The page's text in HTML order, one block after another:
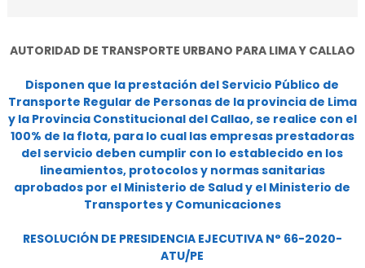
AUTORIDAD DE TRANSPORTE URBANO PARA LIMA Y CALLAO
Disponen que la prestación del Servicio Público de
Transporte Regular de Personas de la provincia de Lima
y la Provincia Constitucional del Callao, se realice con el
100% de la flota, para lo cual las empresas prestadoras
del servicio deben cumplir con lo establecido en los
lineamientos, protocolos y normas sanitarias
aprobados por el Ministerio de Salud y el Ministerio de
Transportes y Comunicaciones
RESOLUCIÓN DE PRESIDENCIA EJECUTIVA N° 66-2020-
ATU/PE